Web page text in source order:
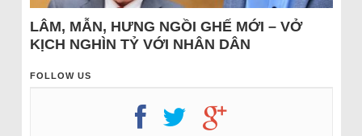
LÂM, MẪN, HƯNG NGỒI GHẾ MỚI – VỞ
KỊCH NGHÌN TỶ VỚI NHÂN DÂN
FOLLOW US